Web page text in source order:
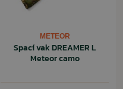
METEOR
Spací vak DREAMER L
Meteor camo